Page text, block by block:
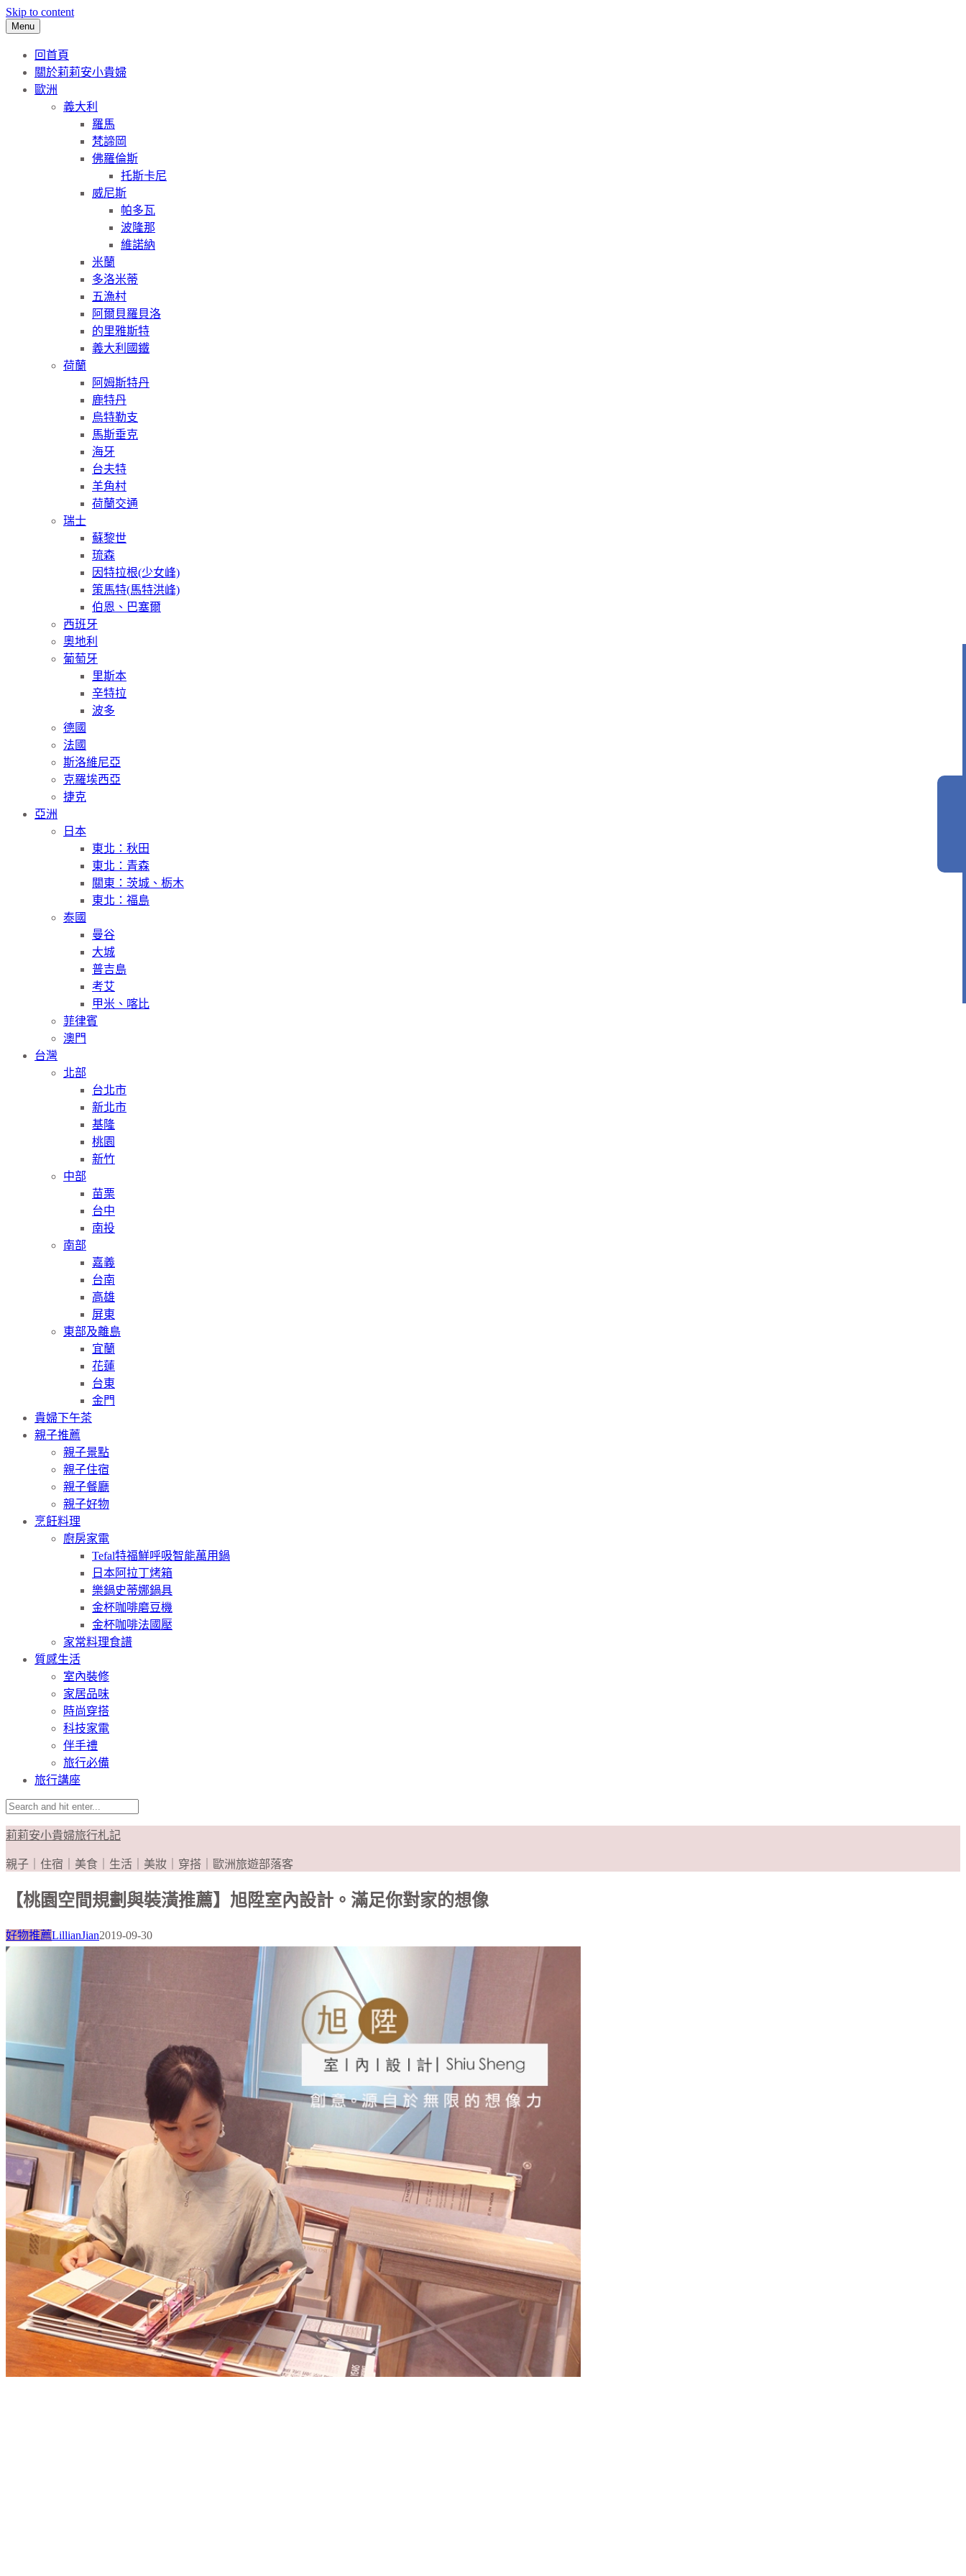
Skip to content
Menu
回首頁
關於莉莉安小貴婦
歐洲
義大利
羅馬
梵諦岡
佛羅倫斯
托斯卡尼
威尼斯
帕多瓦
波隆那
維諾納
米蘭
多洛米蒂
五漁村
阿爾貝羅貝洛
的里雅斯特
義大利國鐵
荷蘭
阿姆斯特丹
鹿特丹
烏特勒支
馬斯垂克
海牙
台夫特
羊角村
荷蘭交通
瑞士
蘇黎世
琉森
因特拉根(少女峰)
策馬特(馬特洪峰)
伯恩、巴塞爾
西班牙
奧地利
葡萄牙
里斯本
辛特拉
波多
德國
法國
斯洛維尼亞
克羅埃西亞
捷克
亞洲
日本
東北：秋田
東北：青森
關東：茨城、栃木
東北：福島
泰國
曼谷
大城
普吉島
考艾
甲米、喀比
菲律賓
澳門
台灣
北部
台北市
新北市
基隆
桃園
新竹
中部
苗栗
台中
南投
南部
嘉義
台南
高雄
屏東
東部及離島
宜蘭
花蓮
台東
金門
貴婦下午茶
親子推薦
親子景點
親子住宿
親子餐廳
親子好物
烹飪料理
廚房家電
Tefal特福鮮呼吸智能萬用鍋
日本阿拉丁烤箱
樂鍋史蒂娜鍋具
金杯咖啡磨豆機
金杯咖啡法國壓
家常料理食譜
質感生活
室內裝修
家居品味
時尚穿搭
科技家電
伴手禮
旅行必備
旅行講座
莉莉安小貴婦旅行札記
親子｜住宿｜美食｜生活｜美妝｜穿搭｜歐洲旅遊部落客
【桃園空間規劃與裝潢推薦】旭陞室內設計。滿足你對家的想像
好物推薦LillianJian2019-09-30